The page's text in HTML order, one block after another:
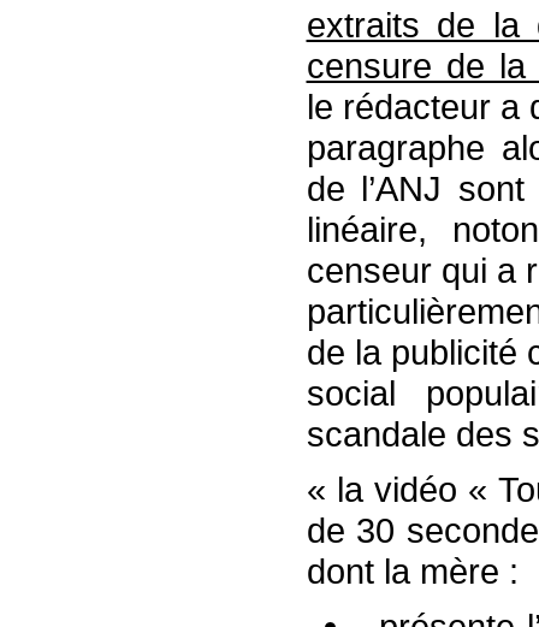
extraits de la
censure de la
le rédacteur a
paragraphe
de l’ANJ
linéaire,
censeur qui a
de la publicité
social
scandale des
« la vidéo «
de 30
dont la mère :